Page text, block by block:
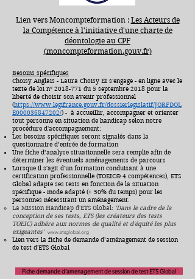
Lien vers Moncompteformation : Les Acteurs de
la Compétence à l'initiative d'une charte de
déontologie au CPF
(moncompteformation.gouv.fr)
Besoins spécifiques
Choisy Anglais - Laura Choisy EI s'engage - en ligne avec le
texte de loi n° 2018-771 du 5 septembre 2018 pour la
liberté de choisir son avenir professionnel
(https://www.legifrance.gouv.fr/dossierlegislatif/JORFDOL
E000036847202/) - à accueillir, accompagner et orienter
tout personne en situation de handicap selon notre
procédure d'accompagnement:
Les besoins spécifiques seront signalés dans la
questionnaire d’entrée de formation
Une fiche d’analyse situationnelle sera remplie afin de
déterminer les éventuels aménagements de parcours
Lorsque il s'agit d'un formation conduisant à une
certification professionnelle (TOEIC® 4 compétences), ETS
Global adapte ses tests en fonction de la situation
spécifique - mode adapté (+ 50% du temps) pour les
personnes nécessitant un aménagement.
La Mission Handicap d'ETS Global: 'Dans le cadre de la
conception de ses tests, ETS (les créateurs des tests
TOEIC) adhère aux normes de qualité et d'équité les plus
exigeantes' www.etsglobal.org
Lien vers la fiche de demande d’aménagement de session
de test d'ETS Global
Fiche demande d’amenagement de session de test ETS Global